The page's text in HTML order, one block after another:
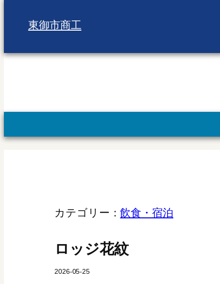
東御市商工
カテゴリー：飲食・宿泊
ロッジ花紋
2026-05-25